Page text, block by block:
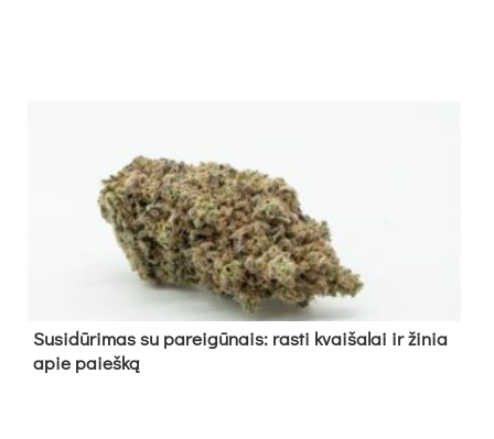
Su­si­dū­ri­mas su pa­rei­gū­nais: ras­ti kvai­ša­lai ir ži­nia
apie paieš­ką